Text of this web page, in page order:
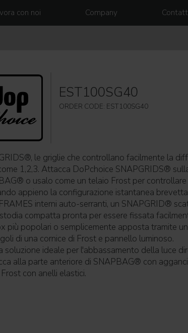
con noi Company
EST100SG40
ORDER CODE: EST100SG40
le griglie che controllano facilmente la
1,2,3. Attacca DoPchoice SNAPGRIDS®
o usalo come un telaio Frost per
appieno la configurazione istantanea
interni auto-serranti, un SNAPGRID®
compatta pronta per essere fissata
più popolari o semplicemente apposta tramite
di una cornice di Frost e pannello luminoso.
soluzione ideale per l'abbassamento della luce
alla parte anteriore di SNAPBAG® con
con anelli elastici.